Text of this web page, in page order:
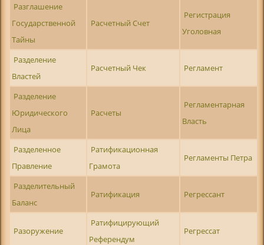
Разглашение
Государственной
Тайны
Расчетный Счет
Регистрация
Уголовная
Разделение
Властей
Расчетный Чек Регламент
Разделение
Юридического
Лица
Расчеты
Регламентарная
Власть
Разделенное
Правление
Ратификационная
Грамота
Регламенты Петра
Разделительный
Баланс
Ратификация Регрессант
Разоружение
Ратифицирующий
Референдум
Регрессат